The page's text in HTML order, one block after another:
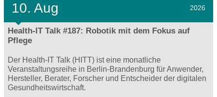
10. Aug 2026
Health-IT Talk #187: Robotik mit dem Fokus auf
Pflege
Der Health-IT Talk (HITT) ist eine monatliche
Veranstaltungsreihe in Berlin-Brandenburg für Anwender,
Hersteller, Berater, Forscher und Entscheider der digitalen
Gesundheitswirtschaft.